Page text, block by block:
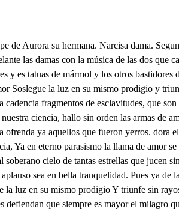
ánimo lesonjea con la armoniosa delisa que vez en la naturaleza apretende Nipa enseñanía en la república amina persuadedo a que en el vulgo de tan afable obediencia, donde camina el halago a triunfar de la aspereza con las armas del persomo. si alguna planta soberbia Madruga ambición florida tierna vañidad despierta, ¡ay cierzo que la castiga Cuando hay cefiro, que premia a la proporción humilde de la arriesgada terneza, y conociendo el derecho de la mágima quis prueba que no es nigar el concario el suspender la asistencia. por algún tiempo a fin solo de cobrar mayores fuerza, para razones de estado que el tiempo y la ley enseñan, aquí intento divertirme con la caza, porque vean los príncipes que discurren las artes de la fineza, como si a lo artificioso mi natural se venciera, que yo acordando preciptes. d ego. de digna burlo diestra flechas que empiezan suspiros de la adulación suave, que sus cuidados confisan, como si engaños no es vos mi justo rligor creyera triunfaré siempre constante desvaneciendo su idea porque antes que sus delirios mis contradicciones sepan, encargando el pedernal al poper de mi destreza y afianzando la victoria en la razón de quererla riscos troncos fieras yques responderán en la felca. que es me imperio el más glorioso, Pues apena loque apenas llegué el pedernal al hierro que llama industriosa acierta, cuando golpe, fuego estrago incendio ruena y violencia tan a un tiempo le produzcan en la refracción severa, que aún no se vea el amago cuando el destrozo le vea, y equevocando los ojos y oídos, no se disciena si son canoras las llamas si son las plumas violentas si son las fieras enmobles, Si son vivientes las peñas. y que humo, acento gemido vuelo, caída, fiereza Besugio y fuga, suspiro declinación, eco, fuerza concierten, unan y merden rlescos, ni ano aves y fieras en este noble eterrecio y el de la música tierna, que con tanta propiedad estudian flora y clavela diguadiré entretenida la amorosa impertinencia de sequismundo y potrarco Príncipes que desempeñan con gala y